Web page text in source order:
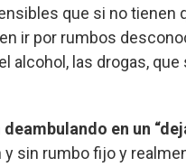
que si no tienen
ir por rumbos
alcohol, las drogas, que
en un
y sin rumbo fijo y